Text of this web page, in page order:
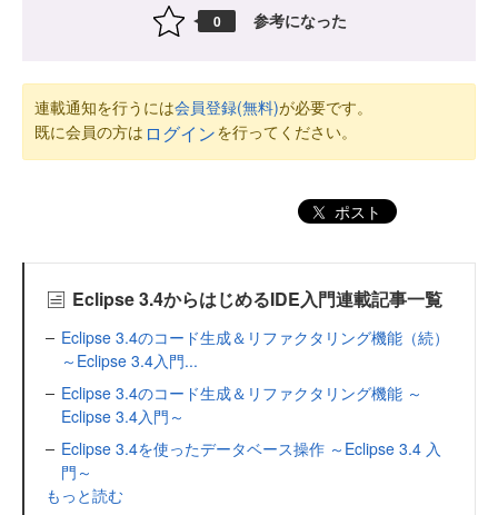
0 参考になった
連載通知を行うには会員登録(無料)が必要です。
既に会員の方は ログインを行ってください。
ポスト
Eclipse 3.4からはじめるIDE入門連載記事一覧
Eclipse 3.4のコード生成＆リファクタリング機能（続）
～Eclipse 3.4入門...
Eclipse 3.4のコード生成＆リファクタリング機能 ～
Eclipse 3.4入門～
Eclipse 3.4を使ったデータベース操作 ～Eclipse 3.4 入
門～
もっと読む